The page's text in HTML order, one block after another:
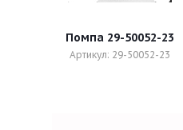
Помпа 29-50052-23
Артикул: 29-50052-23